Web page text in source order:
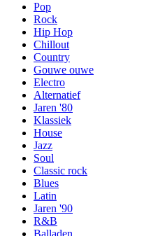
Pop
Rock
Hip Hop
Chillout
Country
Gouwe ouwe
Electro
Alternatief
Jaren '80
Klassiek
House
Jazz
Soul
Classic rock
Blues
Latin
Jaren '90
R&B